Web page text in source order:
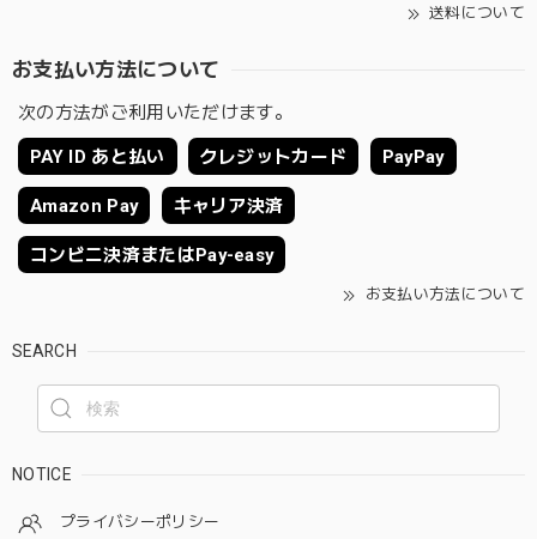
送料について
お支払い方法について
次の方法がご利用いただけます。
PAY ID あと払い クレジットカード PayPay
Amazon Pay キャリア決済
コンビニ決済またはPay-easy
お支払い方法について
SEARCH
NOTICE
プライバシーポリシー